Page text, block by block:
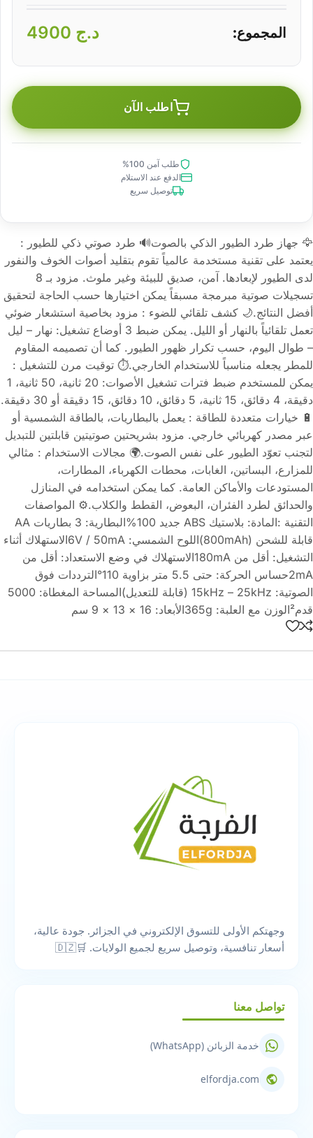
المجموع: د.ج
اطلب الآن
طلب آمن 100%
الدفع عند الاستلام
توصيل سريع
🦅 جهاز طرد الطيور الذكي بالصوت🔊 طرد صوتي ذكي للطيور :
يعتمد على تقنية مستخدمة عالمياً تقوم بتقليد أصوات الخوف والنفور
لدى الطيور لإبعادها. آمن، صديق للبيئة وغير ملوث. مزود بـ 8
تسجيلات صوتية مبرمجة مسبقاً يمكن اختيارها حسب الحاجة لتحقيق
أفضل النتائج.🌙 كشف تلقائي للضوء : مزود بخاصية استشعار ضوئي
تعمل تلقائياً بالنهار أو الليل. يمكن ضبط 3 أوضاع تشغيل: نهار – ليل
– طوال اليوم، حسب تكرار ظهور الطيور. كما أن تصميمه المقاوم
للمطر يجعله مناسباً للاستخدام الخارجي.⏱ توقيت مرن للتشغيل :
يمكن للمستخدم ضبط فترات تشغيل الأصوات: 20 ثانية، 50 ثانية، 1
دقيقة، 4 دقائق، 15 ثانية، 5 دقائق، 10 دقائق، 15 دقيقة أو 30 دقيقة.
🔋 خيارات متعددة للطاقة : يعمل بالبطاريات، بالطاقة الشمسية أو
عبر مصدر كهربائي خارجي. مزود بشريحتين صوتيتين قابلتين للتبديل
لتجنب تعوّد الطيور على نفس الصوت.🌍 مجالات الاستخدام : مثالي
للمزارع، البساتين، الغابات، محطات الكهرباء، المطارات،
المستودعات والأماكن العامة. كما يمكن استخدامه في المنازل
والحدائق لطرد الفئران، البعوض، القطط والكلاب.⚙️ المواصفات
التقنية :المادة: بلاستيك ABS جديد 100%البطارية: 3 بطاريات AA
قابلة للشحن (800mAh)اللوح الشمسي: 6V / 50mAالاستهلاك أثناء
التشغيل: أقل من 180mAالاستهلاك في وضع الاستعداد: أقل من
2mAحساس الحركة: حتى 5.5 متر بزاوية 110°الترددات فوق
الصوتية: 15kHz – 25kHz (قابلة للتعديل)المساحة المغطاة: 5000
قدم²الوزن مع العلبة: 365gالأبعاد: 16 × 13 × 9 سم
وجهتكم الأولى للتسوق الإلكتروني في الجزائر. جودة عالية،
أسعار تنافسية، وتوصيل سريع لجميع الولايات. 🛒🇩🇿
تواصل معنا
خدمة الزبائن (WhatsApp)
elfordja.com